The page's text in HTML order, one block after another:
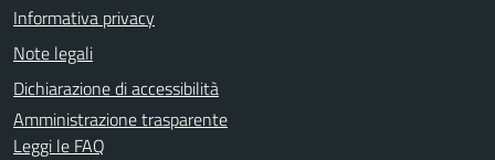
Informativa privacy
Note legali
Dichiarazione di accessibilità
Amministrazione trasparente
Leggi le FAQ